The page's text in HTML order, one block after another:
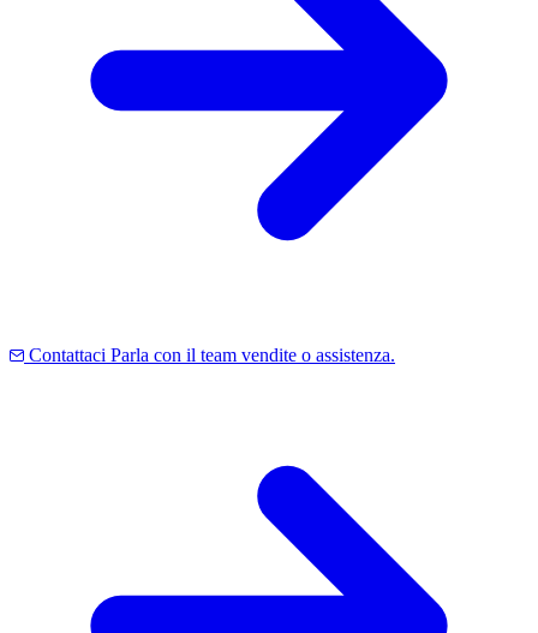
Contattaci Parla con il team vendite o assistenza.